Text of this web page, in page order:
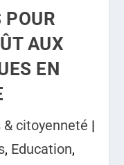
POUR
AUX
EN
citoyenneté |
, Education,